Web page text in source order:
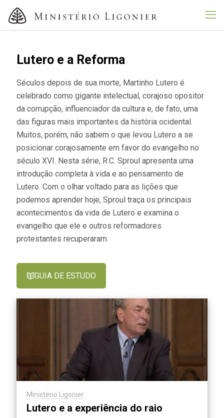
Lutero e a Reforma
Séculos depois de sua morte, Martinho Lutero é
celebrado como gigante intelectual, corajoso opositor
da corrupção, influenciador da cultura e, de fato, uma
das figuras mais importantes da história ocidental.
Muitos, porém, não sabem o que levou Lutero a se
posicionar corajosamente em favor do evangelho no
século XVI. Nesta série, R.C. Sproul apresenta uma
introdução completa à vida e ao pensamento de
Lutero. Com o olhar voltado para as lições que
podemos aprender hoje, Sproul traça os principais
acontecimentos da vida de Lutero e examina o
evangelho que ele e outros reformadores
protestantes recuperaram.
GUIA DE ESTUDO
Ministério Ligonier
Lutero e a experiência do raio